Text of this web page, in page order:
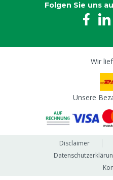
Folgen Sie uns
Wir
Unsere
Disclaimer